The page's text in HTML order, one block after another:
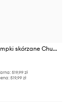
Converse trampki skórzane Chuck 70
519,99 zł
519,99 zł